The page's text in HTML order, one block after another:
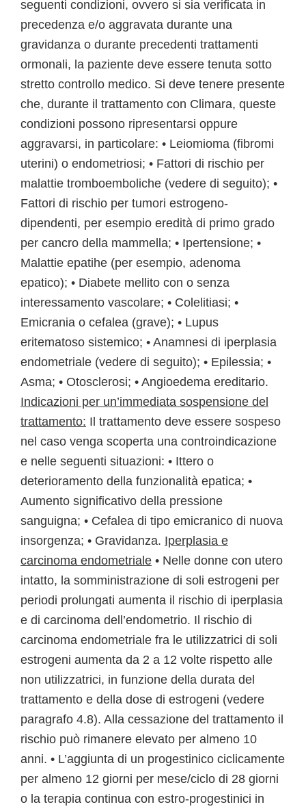
seguenti condizioni, ovvero si sia verificata in
precedenza e/o aggravata durante una
gravidanza o durante precedenti trattamenti
ormonali, la paziente deve essere tenuta sotto
stretto controllo medico. Si deve tenere presente
che, durante il trattamento con Climara, queste
condizioni possono ripresentarsi oppure
aggravarsi, in particolare: • Leiomioma (fibromi
uterini) o endometriosi; • Fattori di rischio per
malattie tromboemboliche (vedere di seguito); •
Fattori di rischio per tumori estrogeno-
dipendenti, per esempio eredità di primo grado
per cancro della mammella; • Ipertensione; •
Malattie epatihe (per esempio, adenoma
epatico); • Diabete mellito con o senza
interessamento vascolare; • Colelitiasi; •
Emicrania o cefalea (grave); • Lupus
eritematoso sistemico; • Anamnesi di iperplasia
endometriale (vedere di seguito); • Epilessia; •
Asma; • Otosclerosi; • Angioedema ereditario.
Indicazioni per un’immediata sospensione del
trattamento: Il trattamento deve essere sospeso
nel caso venga scoperta una controindicazione
e nelle seguenti situazioni: • Ittero o
deterioramento della funzionalità epatica; •
Aumento significativo della pressione
sanguigna; • Cefalea di tipo emicranico di nuova
insorgenza; • Gravidanza. Iperplasia e
carcinoma endometriale • Nelle donne con utero
intatto, la somministrazione di soli estrogeni per
periodi prolungati aumenta il rischio di iperplasia
e di carcinoma dell’endometrio. Il rischio di
carcinoma endometriale fra le utilizzatrici di soli
estrogeni aumenta da 2 a 12 volte rispetto alle
non utilizzatrici, in funzione della durata del
trattamento e della dose di estrogeni (vedere
paragrafo 4.8). Alla cessazione del trattamento il
rischio può rimanere elevato per almeno 10
anni. • L’aggiunta di un progestinico ciclicamente
per almeno 12 giorni per mese/ciclo di 28 giorni
o la terapia continua con estro-progestinici in